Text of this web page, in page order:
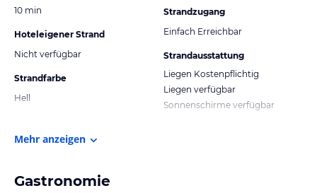
10 min
Hoteleigener Strand
Nicht verfügbar
Strandfarbe
Hell
Strandzugang
Einfach Erreichbar
Strandausstattung
Liegen Kostenpflichtig
Liegen verfügbar
Sonnenschirme verfügbar
Mehr anzeigen
Gastronomie